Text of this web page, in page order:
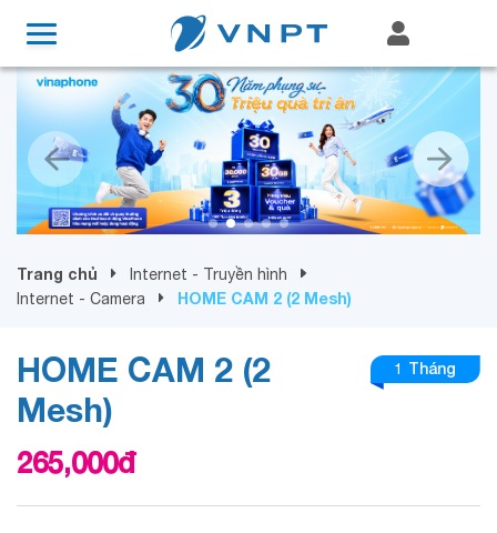
Trang chủ
Internet - Truyền hình
Internet - Camera
HOME CAM 2 (2 Mesh)
HOME CAM 2 (2
Mesh)
1 Tháng
265,000đ